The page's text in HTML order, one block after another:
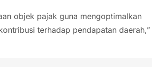
objek pajak guna mengoptimalkan
terhadap pendapatan daerah,”